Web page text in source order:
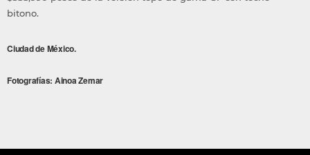
bitono.
Ciudad de México.
Fotografías: Ainoa Zemar